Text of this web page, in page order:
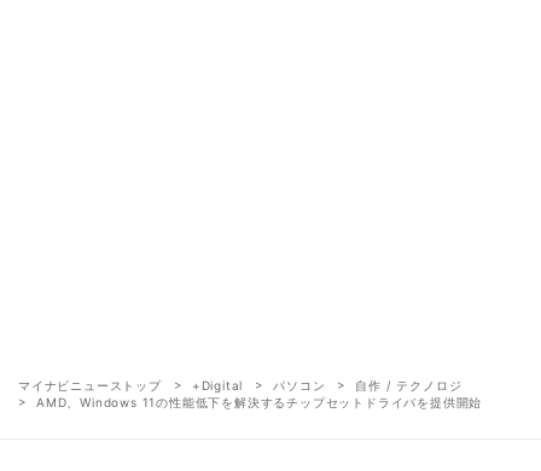
マイナビニューストップ +Digital パソコン
自作 / テクノロジ
AMD、Windows 11の性能低下を解決するチップセットドライバを提供開始